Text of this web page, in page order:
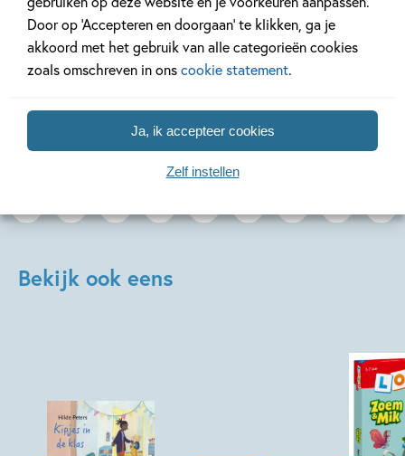
Door op ‘Accepteren en doorgaan’ te klikken, ga je
akkoord met het gebruik van alle categorieën cookies
zoals omschreven in onscookie statement.
Ja, ik accepteer cookies
Zelf instellen
Lees meer Lees meer
Bekijk alle artikelen
Bekijk ook eens